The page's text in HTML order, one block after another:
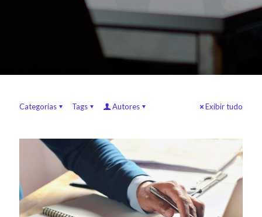
Categorias Tags Autores Exibir tudo